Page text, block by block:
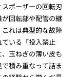
ポーザーの回転刃
回転部や配管の継
れは典型的な故障
いる「投入禁止
玉ねぎの薄い皮も
積み重なって詰ま